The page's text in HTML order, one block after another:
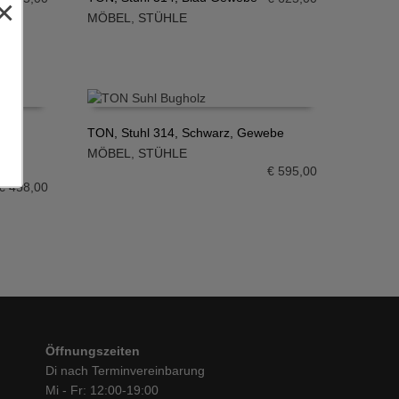
IN DEN WARENKORB
MÖBEL, STÜHLE
458,00
IN DEN WARENKORB
TON, Stuhl 314, Schwarz, Gewebe
MÖBEL, STÜHLE
€ 595,00
Öffnungszeiten
Di nach Terminvereinbarung
Mi - Fr: 12:00-19:00